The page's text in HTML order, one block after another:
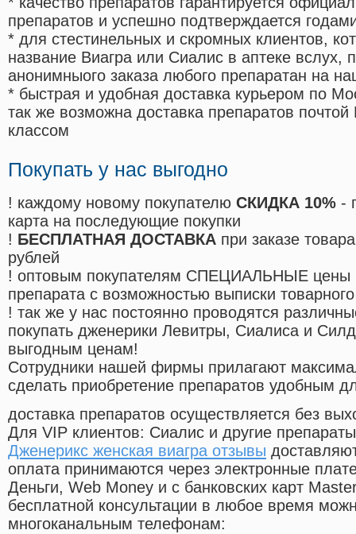
препаратов и успешно подтверждается
* для стестинельных и скромных клиентов,
название Виагра или Сиалис в аптеке вслух,
анонимныого заказа любого препаратан на
* быстрая и удобная доставка курьером по
так же возможна доставка препаратов
классом
Покупать у нас выгодно
! каждому новому покупателю СКИДКА 10% -
карта на последующие покупки
! БЕСПЛАТНАЯ ДОСТАВКА при заказе
рублей
! оптовым покупателям СПЕЦИАЛЬНЫЕ цены
препарата с возможностью выписки
! так же у нас постоянно проводятся
покупать дженерики Левитры, Сиалиса и
выгодным ценам!
Cотрудники нашей фирмы прилагают
сделать приобретение препаратов удобным
доставка препаратов осуществляется без
Для VIP клиентов: Сиалис и другие
Дженерикс женская виагра отзывы
оплата принимаются через электронные
Деньги, Web Money и с банковских карт
бесплатной консультации в любое время
многоканальным телефонам: